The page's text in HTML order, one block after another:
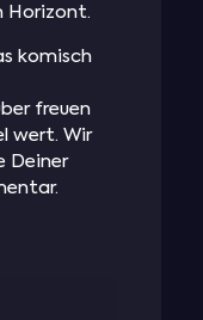
Horizont.
komisch
freuen
wert. Wir
Deiner